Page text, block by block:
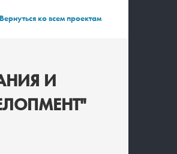
Вернуться ко всем проектам
И